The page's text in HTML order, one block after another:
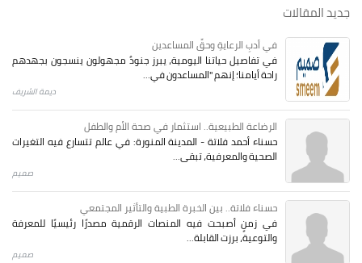
جديد المقالات
في أدبِ الرعايةِ وحقِّ المساعدين
في تفاصيل حياتنا اليومية، يبرز جنودٌ مجهولون ينسجون بجهدهم
راحة أيامنا؛ إنهم "المساعدون في...
ديمة الشريف
الرضاعة الطبيعية.. استثمار في صحة الأم والطفل
حسناء أحمد فلاتة - المدينة المنورة: في عالم تتسارع فيه التغيرات
الصحية والمعرفية، تبقى...
صميم
حسناء فلاتة.. بين الخبرة الطبية والتأثير المجتمعي
في زمنٍ أصبحت فيه المنصات الرقمية مصدرًا رئيسيًا للمعرفة
والتوعية، برزت القابلة...
صميم